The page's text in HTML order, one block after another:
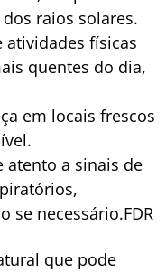
raios solares.
atividades físicas
quentes do dia,
em locais frescos
atento a sinais de
se necessário.FDR
que pode